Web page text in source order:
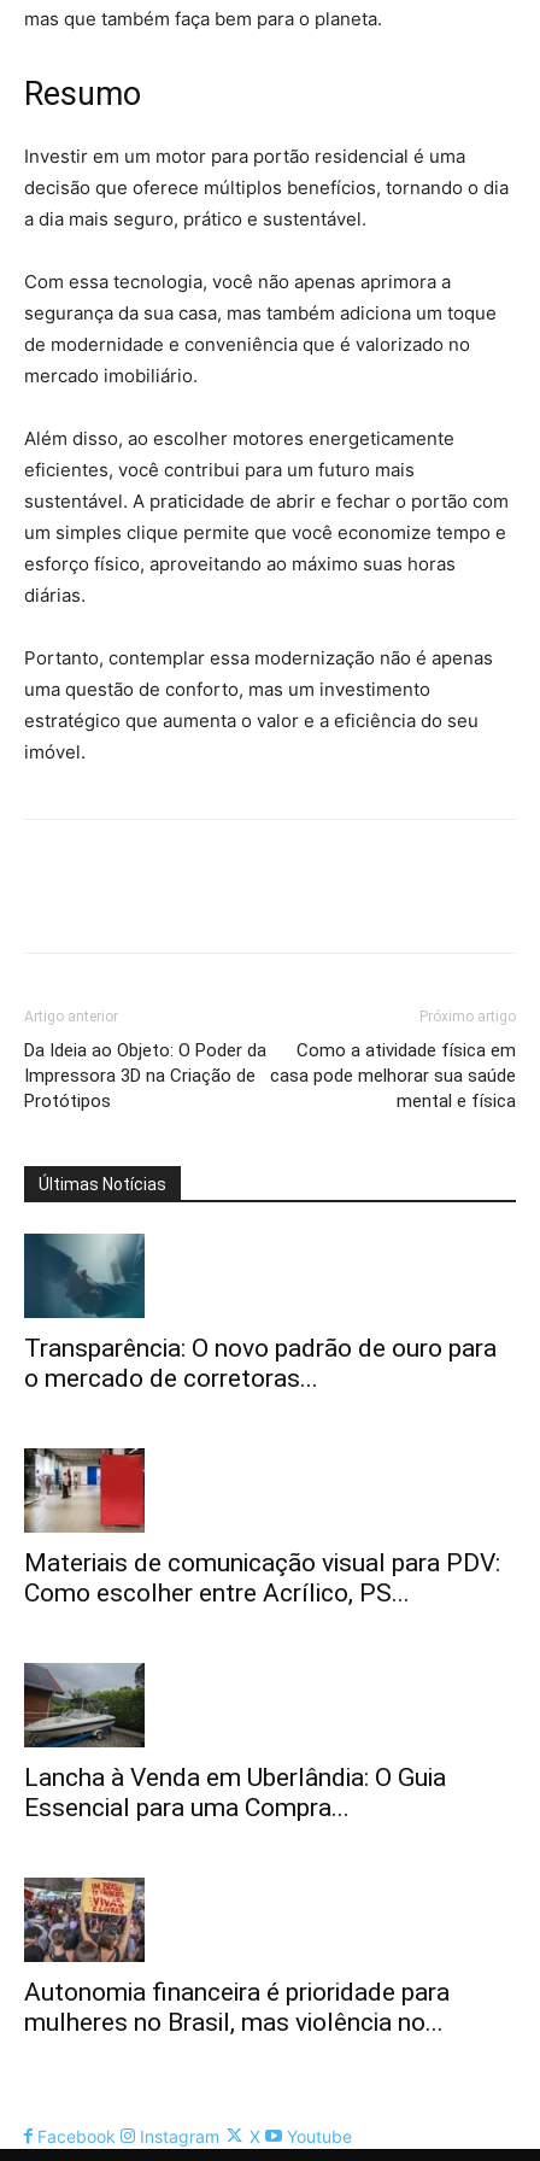
mas que também faça bem para o planeta.
Resumo
Investir em um motor para portão residencial é uma
decisão que oferece múltiplos benefícios, tornando o dia
a dia mais seguro, prático e sustentável.
Com essa tecnologia, você não apenas aprimora a
segurança da sua casa, mas também adiciona um toque
de modernidade e conveniência que é valorizado no
mercado imobiliário.
Além disso, ao escolher motores energeticamente
eficientes, você contribui para um futuro mais
sustentável. A praticidade de abrir e fechar o portão com
um simples clique permite que você economize tempo e
esforço físico, aproveitando ao máximo suas horas
diárias.
Portanto, contemplar essa modernização não é apenas
uma questão de conforto, mas um investimento
estratégico que aumenta o valor e a eficiência do seu
imóvel.
Artigo anterior
Da Ideia ao Objeto: O Poder da
Impressora 3D na Criação de
Protótipos
Próximo artigo
Como a atividade física em
casa pode melhorar sua saúde
mental e física
Últimas Notícias
Transparência: O novo padrão de ouro para
o mercado de corretoras...
Materiais de comunicação visual para PDV:
Como escolher entre Acrílico, PS...
Lancha à Venda em Uberlândia: O Guia
Essencial para uma Compra...
Autonomia financeira é prioridade para
mulheres no Brasil, mas violência no...
Facebook Instagram X Youtube